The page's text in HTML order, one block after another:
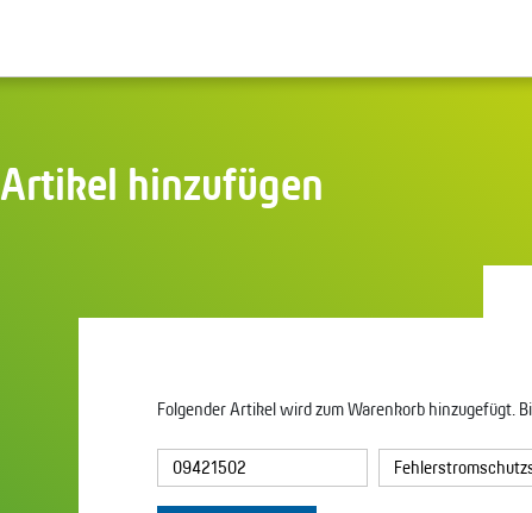
Artikel hinzufügen
Folgender Artikel wird zum Warenkorb hinzugefügt.